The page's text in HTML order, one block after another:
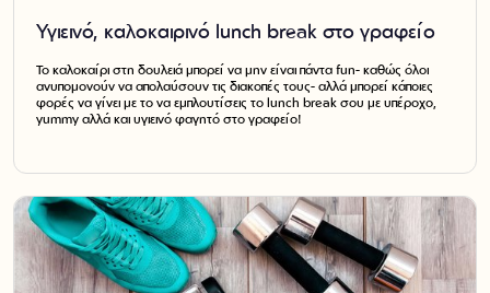
Υγιεινό, καλοκαιρινό lunch break στο γραφείο
Το καλοκαίρι στη δουλειά μπορεί να μην είναι πάντα fun- καθώς όλοι
ανυπομονούν να απολαύσουν τις διακοπές τους- αλλά μπορεί κάποιες
φορές να γίνει με το να εμπλουτίσεις το lunch break σου με υπέροχο,
yummy αλλά και υγιεινό φαγητό στο γραφείο!